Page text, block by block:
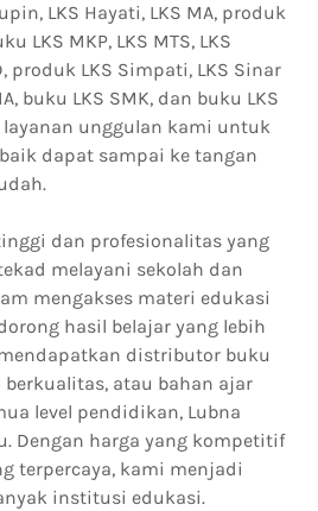
LKS Hayati, LKS MA, produk
LKS MKP, LKS MTS, LKS
produk LKS Simpati, LKS Sinar
buku LKS SMK, dan buku LKS
layanan unggulan kami untuk
dapat sampai ke tangan
dan profesionalitas yang
melayani sekolah dan
mengakses materi edukasi
hasil belajar yang lebih
distributor buku
berkualitas, atau bahan ajar
level pendidikan, Lubna
Dengan harga yang kompetitif
terpercaya, kami menjadi
institusi edukasi.